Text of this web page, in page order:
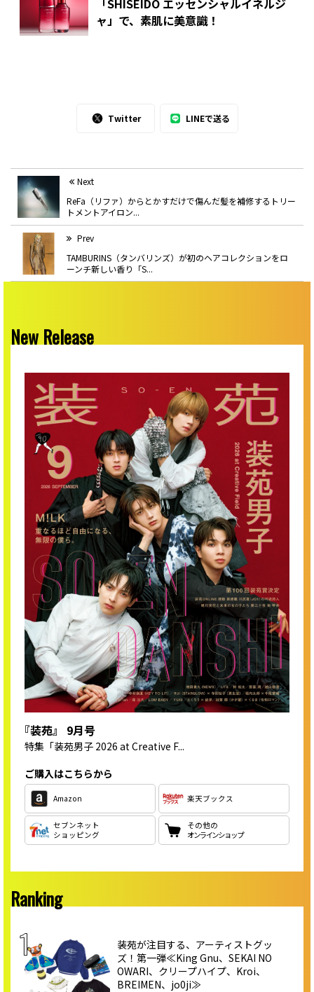
「SHISEIDO エッセンシャルイネルジ
ャ」で、素肌に美意識！
Twitter LINEで送る
Next
ReFa（リファ）からとかすだけで傷んだ髪を補修するトリー
トメントアイロン...
Prev
TAMBURINS（タンバリンズ）が初のヘアコレクションをロ
ーンチ新しい香り「S...
New Release
『装苑』 9月号
特集 「装苑男子 2026 at Creative F...
ご購入はこちらから
Amazon 楽天ブックス
セブンネット
ショッピング
その他の
オンラインショップ
Ranking
装苑が注目する、アーティストグッ
ズ！第一弾≪King Gnu、SEKAI NO
OWARI、クリープハイプ、Kroi、
BREIMEN、jo0ji≫